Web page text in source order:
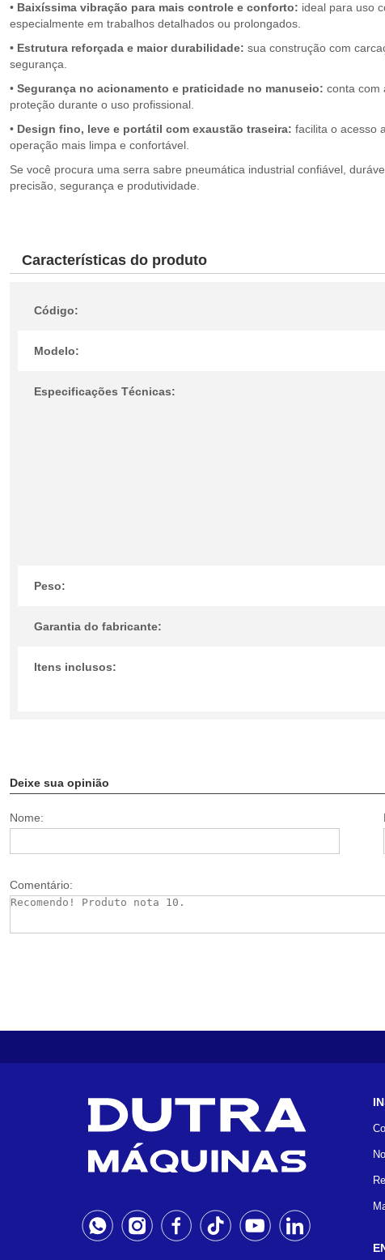
• Baixíssima vibração para mais controle e conforto: ideal para uso
especialmente em trabalhos detalhados ou prolongados.
• Estrutura reforçada e maior durabilidade: sua construção com
segurança.
• Segurança no acionamento e praticidade no manuseio: conta com
proteção durante o uso profissional.
• Design fino, leve e portátil com exaustão traseira: facilita o acesso
operação mais limpa e confortável.
Se você procura uma serra sabre pneumática industrial confiável,
precisão, segurança e produtividade.
Características do produto
Código:
Modelo:
Especificações Técnicas:
Peso:
Garantia do fabricante:
Itens inclusos:
Deixe sua opinião
Nome:
Comentário: